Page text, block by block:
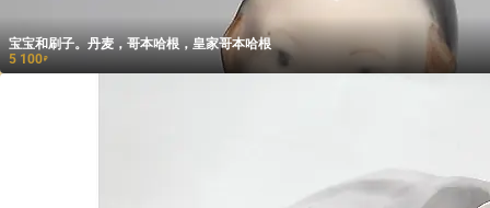
宝宝和刷子。丹麦，哥本哈根，皇家哥本哈根
5 100₽